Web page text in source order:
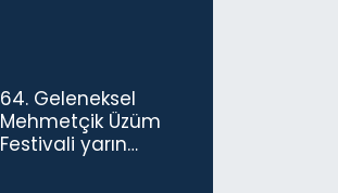
64. Geleneksel
Mehmetçik Üzüm
Festivali yarın